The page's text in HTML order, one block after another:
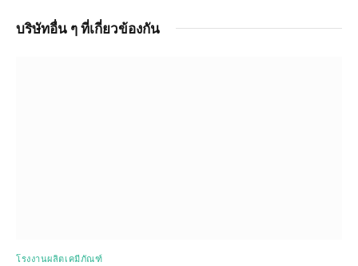
บริษัทอื่น ๆ ที่เกี่ยวข้องกัน
โรงงานผลิตเคมีภัณฑ์